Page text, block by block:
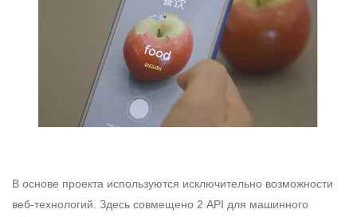
В основе проекта используются исключительно возможности
веб-технологий. Здесь совмещено 2 API для машинного